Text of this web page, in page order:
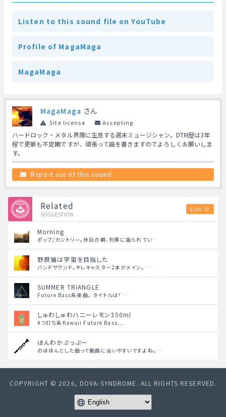
Listen to this sound file on YouTube
Profile of MagaMaga
MagaMaga
MagaMaga さん
Site license Accepting
ハードロック・メタル界隈に生息する週末ミュージシャン。DTM歴は3年
程で更新も不定期ですが、頑張って曲を書きますのでよろしくお願いしま
す。
Report use of this sound
Related
SUGGESTION
List
Morning
ポップ/カントリー。休日の朝、列車に揺られてい…
野良猫は宇宙を目指した
バンドサウンド。テレキャスター2本がメイン。 …
SUMMER TRIANGLE
Future Bass系楽曲。 タイトルは「…
しゅわしゅわハニーレモン350ml
4つ打ち系Kawaii Future Bass…
ほんわかぷっぷー
のほほんとした曲って動画に合いやすいですよね。…
COPYRIGHT © 2026, DOVA-SYNDROME. ALL RIGHTS RESERVED.